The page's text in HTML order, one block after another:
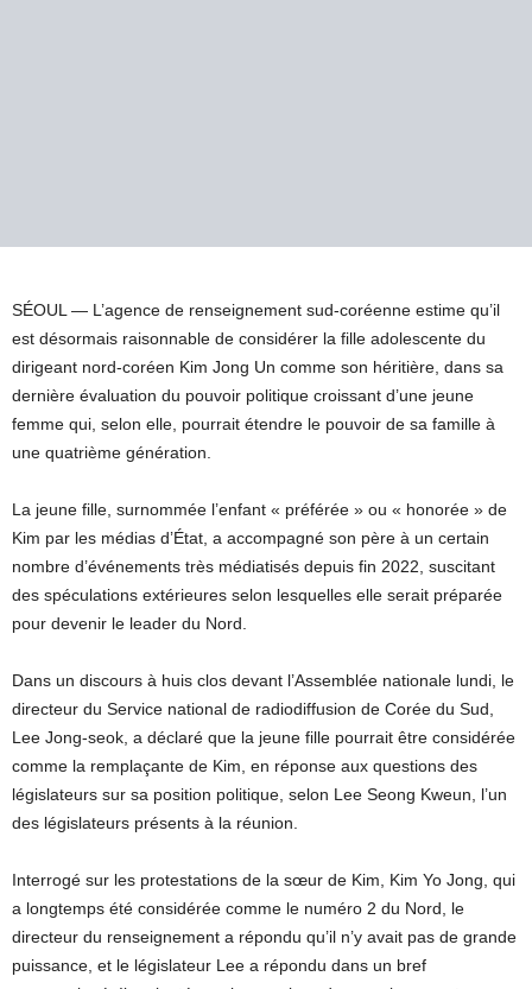
SÉOUL — L’agence de renseignement sud-coréenne estime qu’il
est désormais raisonnable de considérer la fille adolescente du
dirigeant nord-coréen Kim Jong Un comme son héritière, dans sa
dernière évaluation du pouvoir politique croissant d’une jeune
femme qui, selon elle, pourrait étendre le pouvoir de sa famille à
une quatrième génération.
La jeune fille, surnommée l’enfant « préférée » ou « honorée » de
Kim par les médias d’État, a accompagné son père à un certain
nombre d’événements très médiatisés depuis fin 2022, suscitant
des spéculations extérieures selon lesquelles elle serait préparée
pour devenir le leader du Nord.
Dans un discours à huis clos devant l’Assemblée nationale lundi, le
directeur du Service national de radiodiffusion de Corée du Sud,
Lee Jong-seok, a déclaré que la jeune fille pourrait être considérée
comme la remplaçante de Kim, en réponse aux questions des
législateurs sur sa position politique, selon Lee Seong Kweun, l’un
des législateurs présents à la réunion.
Interrogé sur les protestations de la sœur de Kim, Kim Yo Jong, qui
a longtemps été considérée comme le numéro 2 du Nord, le
directeur du renseignement a répondu qu’il n’y avait pas de grande
puissance, et le législateur Lee a répondu dans un bref